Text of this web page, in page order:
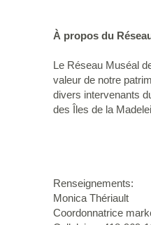
À propos du
Le Réseau Muséal
valeur de notre
divers intervenants
des Îles de la
-
Renseignements:
Monica Thériault